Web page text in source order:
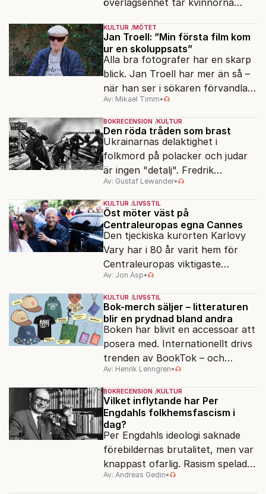
KULTUR MÖTET
Jan Troell: ”Min första film kom
ur en skoluppsats”
Alla bra fotografer har en skarp
blick. Jan Troell har mer än så –
när han ser i sökaren förvandlas
vardagen till underverk. Fyllda 95
gör han en ny film.
Av: Mikael Timm•
BOKRECENSION KULTUR
Den röda tråden som brast
Ukrainarnas delaktighet i
folkmord på polacker och judar
är ingen "detalj". Fredrik
Segerfeldts iver att skildra den
ryska imperialismen leder till en
förenklad bild av historien.
Av: Gustaf Lewander•
KULTUR LIVSSTIL
Öst möter väst på
Centraleuropas egna Cannes
Den tjeckiska kurorten Karlovy
Vary har i 80 år varit hem för
Centraleuropas viktigaste
filmfestival – en plats där
Hollywoodglans möter
egensinnighet.
Av: Jon Asp•
KULTUR LIVSSTIL
Bok-merch säljer – litteraturen
blir en prydnad bland andra
Boken har blivit en accessoar att
posera med. Internationellt drivs
trenden av BookTok – och
förlagen följer efter.
Av: Henrik Lenngren•
BOKRECENSION KULTUR
Vilket inflytande har Per
Engdahls folkhemsfascism i
dag?
Per Engdahls ideologi saknade
förebildernas brutalitet, men var
knappast ofarlig. Rasism spelades
ned i förmån för "kultur". Känns
Av: Andreas Gedin•